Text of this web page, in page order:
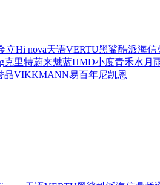
立Hi nova天语VERTU黑鲨酷派海信
克里特蔚来魅蓝HMD小度青禾水月
品VIKKMANN易百年尼凯恩